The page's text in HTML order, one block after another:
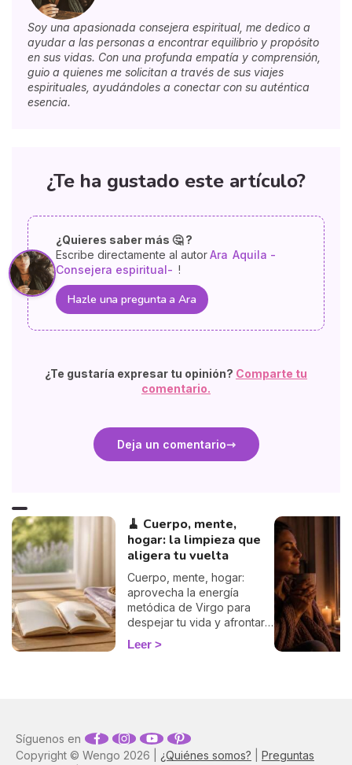
Soy una apasionada consejera espiritual, me dedico a
ayudar a las personas a encontrar equilibrio y propósito
en sus vidas. Con una profunda empatía y comprensión,
guio a quienes me solicitan a través de sus viajes
espirituales, ayudándoles a conectar con su auténtica
esencia.
¿Te ha gustado este artículo?
¿Quieres saber más 🤔 ?
Escribe directamente al autorAra Aquila -
Consejera espiritual- !
Hazle una pregunta a Ara
¿Te gustaría expresar tu opinión? Comparte tu
comentario.
Deja un comentario
🧹 Cuerpo, mente,
hogar: la limpieza que
aligera tu vuelta
Cuerpo, mente, hogar:
aprovecha la energía
metódica de Virgo para
despejar tu vida y afrontar
la vuelta de 2026 con
ligereza. La guía de Marisa.
Leer
Copyright © Wengo 2026 | ¿Quiénes somos? Preguntas
Síguenos en